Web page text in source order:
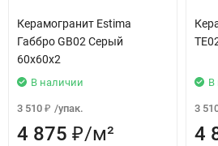
Керамогранит Estima
Габбро GB02 Серый
60x60x2
В наличии
3 510 ₽ /упак.
4 875 ₽/м²
В
3
4